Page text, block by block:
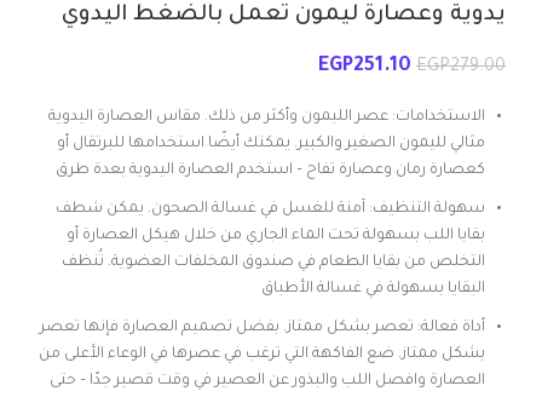
يدوية وعصارة ليمون تعمل بالضغط اليدوي
EGP279.00
EGP251.10
الاستخدامات: عصر الليمون وأكثر من ذلك. مقاس العصارة اليدوية
مثالي لليمون الصغير والكبير. يمكنك أيضًا استخدامها للبرتقال أو
كعصارة رمان وعصارة تفاح – استخدم العصارة اليدوية بعدة طرق
سهولة التنظيف: آمنة للغسل في غسالة الصحون. يمكن شطف
بقايا اللب بسهولة تحت الماء الجاري من خلال هيكل العصارة أو
التخلص من بقايا الطعام في صندوق المخلفات العضوية. تُنظف
البقايا بسهولة في غسالة الأطباق
أداة فعالة: تعصر بشكل ممتاز. بفضل تصميم العصارة فإنها تعصر
بشكل ممتاز. ضع الفاكهة التي ترغب في عصرها في الوعاء الأعلى من
العصارة وافصل اللب والبذور عن العصير في وقت قصير جدًا – حتى